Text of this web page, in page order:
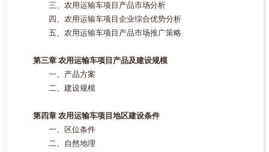
三、农用运输车项目产品市场分析
四、农用运输车项目企业综合优势分析
五、农用运输车项目产品市场推广策略
第三章 农用运输车项目产品及建设规模
一、产品方案
二、建设规模
第四章 农用运输车项目地区建设条件
一、区位条件
二、自然地理